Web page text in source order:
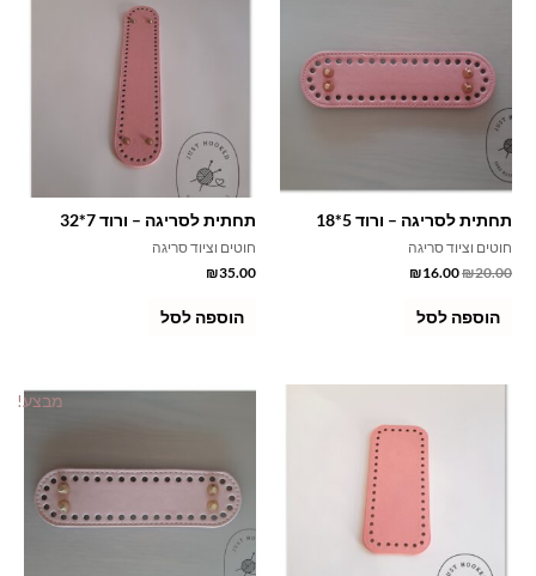
תחתית לסריגה – ורוד 5*18
חוטים וציוד סריגה
₪20.00
₪16.00
הוספה לסל
תחתית לסריגה – ורוד 7*32
חוטים וציוד סריגה
₪35.00
הוספה לסל
מבצע!